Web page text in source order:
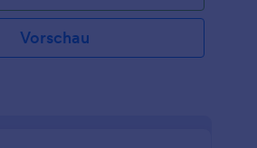
Reservierung abgeschlossen ist.
Vorschau